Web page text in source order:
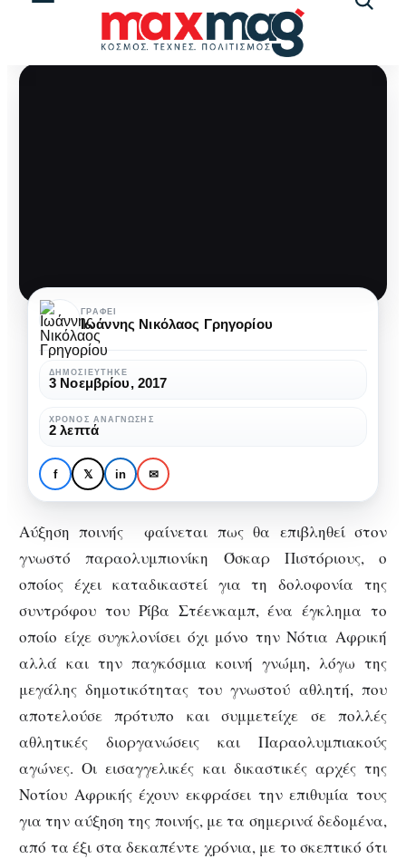
Αύξηση ποινής για τον
Όσκαρ Πιστόριους
Αύξηση
ποινής
για
τον
Όσκαρ
Πιστόριους
ΓΡΆΦΕΙ
Ιωάννης Νικόλαος Γρηγορίου
ΔΗΜΟΣΙΕΎΤΗΚΕ
3 Νοεμβρίου, 2017
ΧΡΌΝΟΣ ΑΝΆΓΝΩΣΗΣ
2 λεπτά
f 𝕏 in ✉
Αύξηση ποινής φαίνεται πως θα επιβληθεί στον
γνωστό παραολυμπιονίκη Όσκαρ Πιστόριους, ο
οποίος έχει καταδικαστεί για τη δολοφονία της
συντρόφου του Ρίβα Στέενκαμπ, ένα έγκλημα το
οποίο είχε συγκλονίσει όχι μόνο την Νότια Αφρική
αλλά και την παγκόσμια κοινή γνώμη, λόγω της
μεγάλης δημοτικότητας του γνωστού αθλητή, που
αποτελούσε πρότυπο και συμμετείχε σε πολλές
αθλητικές διοργανώσεις και Παραολυμπιακούς
αγώνες. Οι εισαγγελικές και δικαστικές αρχές της
Νοτίου Αφρικής έχουν εκφράσει την επιθυμία τους
για την αύξηση της ποινής, με τα σημερινά δεδομένα,
από τα έξι στα δεκαπέντε χρόνια, με το σκεπτικό ότι